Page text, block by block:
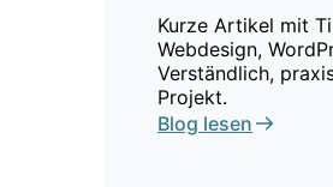
Kurze Artikel mit
Webdesign,
Verständlich,
Projekt.
Blog lesen